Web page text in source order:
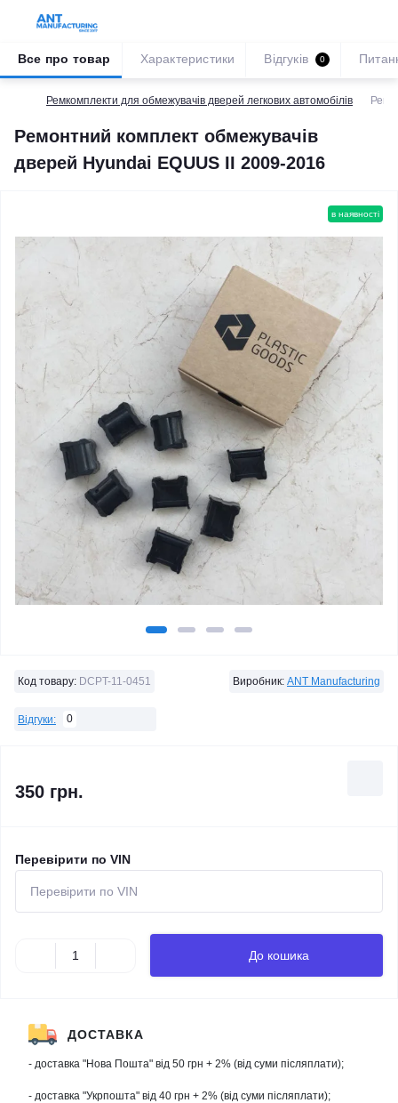
Ремкомплекти для обмежувачів дверей легкових автомобілів
Ремонтний комплект обмежувачів
дверей Hyundai EQUUS II 2009-2016
Все про товар Характеристики Відгуків 0
в наявності
Код товару: DCPT-11-0451 Виробник: ANT Manufacturing
Відгуки: 0
350 грн.
Перевірити по VIN
До кошика
ДОСТАВКА
- доставка "Нова Пошта" від 50 грн + 2% (від суми післяплати);
- доставка "Укрпошта" від 40 грн + 2% (від суми післяплати);